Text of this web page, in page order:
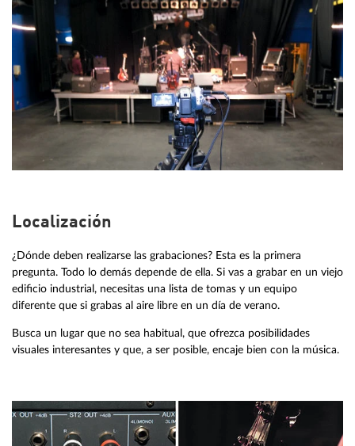
Localización
¿Dónde deben realizarse las grabaciones? Esta es la primera
pregunta. Todo lo demás depende de ella. Si vas a grabar en un viejo
edificio industrial, necesitas una lista de tomas y un equipo
diferente que si grabas al aire libre en un día de verano.
Busca un lugar que no sea habitual, que ofrezca posibilidades
visuales interesantes y que, a ser posible, encaje bien con la música.